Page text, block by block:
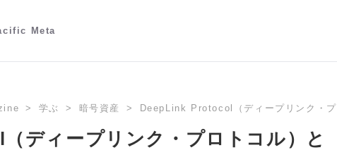
Meta
学ぶ 暗号資産 DeepLink Protocol（ディープリンク・プ
ディープリンク・プロトコル）と